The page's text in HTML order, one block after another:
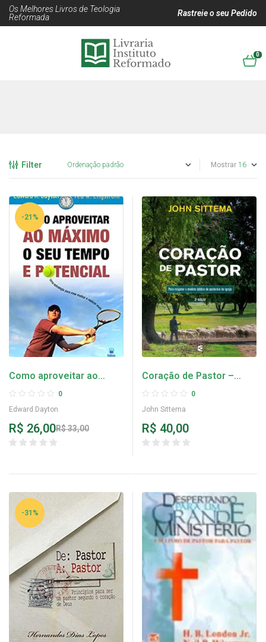
Os Melhores Livros de Teologia
Reformada
Rastreie o seu Pedido
0
Filter Mostrar
-21%
Como aproveitar ao
máximo o seu tempo e
potencial – Edward
0
Edward Dayton
R$33,00
R$ 26,00
Coração de Pastor –
John Sittema
0
John Sittema
R$ 40,00
-31%